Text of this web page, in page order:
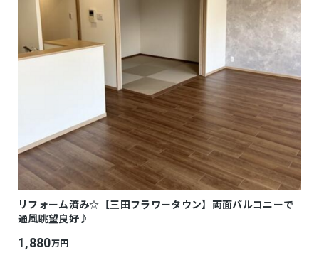
リフォーム済み☆【三田フラワータウン】両面バルコニーで
通風眺望良好♪
1,880万円